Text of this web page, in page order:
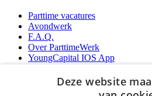
Parttime vacatures
Avondwerk
F.A.Q.
Over ParttimeWerk
YoungCapital IOS App
Deze website